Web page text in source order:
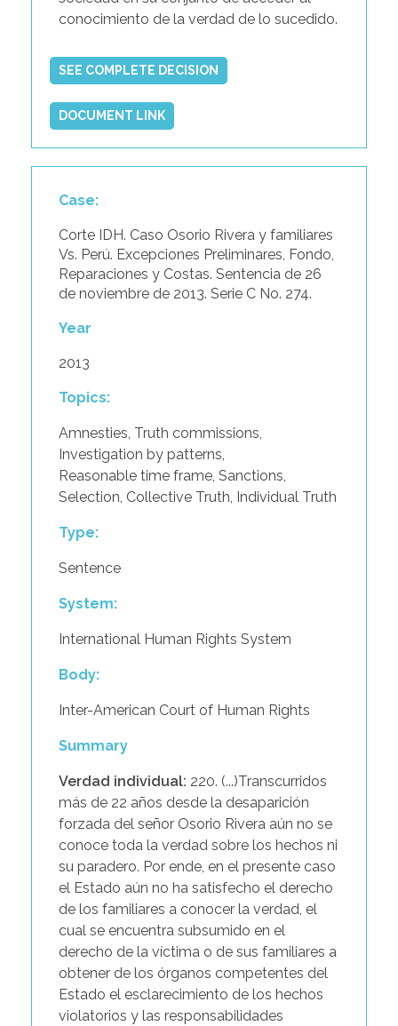
conocimiento de la verdad de lo sucedido.
SEE COMPLETE DECISION
DOCUMENT LINK
Case:
Corte IDH. Caso Osorio Rivera y familiares
Vs. Perú. Excepciones Preliminares, Fondo,
Reparaciones y Costas. Sentencia de 26
de noviembre de 2013. Serie C No. 274.
Year
2013
Topics:
Amnesties, Truth commissions,
Investigation by patterns,
Reasonable time frame, Sanctions,
Selection, Collective Truth, Individual Truth
Type:
Sentence
System:
International Human Rights System
Body:
Inter-American Court of Human Rights
Summary
Verdad individual: 220. (...)Transcurridos
más de 22 años desde la desaparición
forzada del señor Osorio Rivera aún no se
conoce toda la verdad sobre los hechos ni
su paradero. Por ende, en el presente caso
el Estado aún no ha satisfecho el derecho
de los familiares a conocer la verdad, el
cual se encuentra subsumido en el
derecho de la víctima o de sus familiares a
obtener de los órganos competentes del
Estado el esclarecimiento de los hechos
violatorios y las responsabilidades